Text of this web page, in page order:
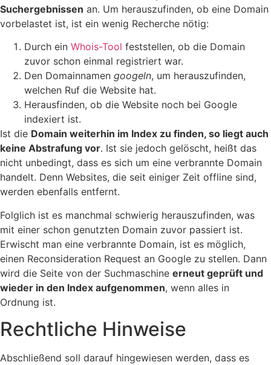
Suchergebnissen an. Um herauszufinden, ob eine Domain
vorbelastet ist, ist ein wenig Recherche nötig:
Durch ein Whois-Tool feststellen, ob die Domain
zuvor schon einmal registriert war.
Den Domainnamen googeln, um herauszufinden,
welchen Ruf die Website hat.
Herausfinden, ob die Website noch bei Google
indexiert ist.
Ist die Domain weiterhin im Index zu finden, so liegt auch
keine Abstrafung vor. Ist sie jedoch gelöscht, heißt das
nicht unbedingt, dass es sich um eine verbrannte Domain
handelt. Denn Websites, die seit einiger Zeit offline sind,
werden ebenfalls entfernt.
Folglich ist es manchmal schwierig herauszufinden, was
mit einer schon genutzten Domain zuvor passiert ist.
Erwischt man eine verbrannte Domain, ist es möglich,
einen Reconsideration Request an Google zu stellen. Dann
wird die Seite von der Suchmaschine erneut geprüft und
wieder in den Index aufgenommen, wenn alles in
Ordnung ist.
Rechtliche Hinweise
Abschließend soll darauf hingewiesen werden, dass es